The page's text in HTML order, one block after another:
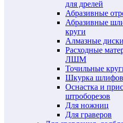
для дрелей
Абразивные
Абразивные
круги
Алмазные диски
Расходные
ЛШМ
Точильные
Шкурка
Оснастка и
штроборезов
Для ножниц
Для граверов